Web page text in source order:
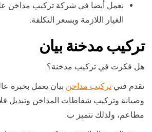
نعمل أيضا في شركة تركيب مداخن
الغيار اللازمة وبسعر التكلفة.
تركيب مدخنة بيان
هل فكرت في تركيب مدخنة؟
نقدم فني تركيب مداخن بيان يعمل بخبرة
وصيانة وتركيب شفاطات المداخن وتبديل
مطاعم، ولذلك نتميز ب: